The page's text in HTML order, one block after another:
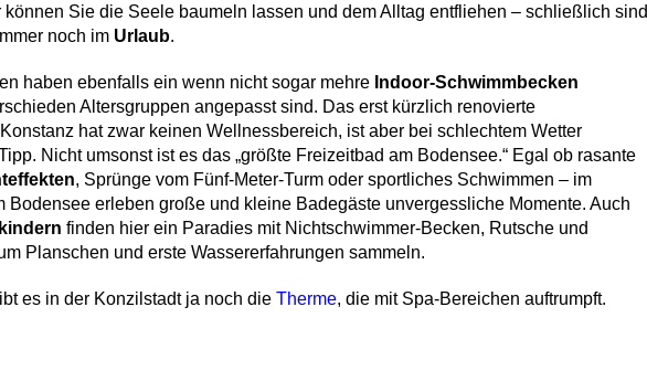
können Sie die Seele baumeln lassen und dem Alltag entfliehen – schließlich sind
noch im Urlaub.
haben ebenfalls ein wenn nicht sogar mehre Indoor-Schwimmbecken
Altersgruppen angepasst sind. Das erst kürzlich renovierte
hat zwar keinen Wellnessbereich, ist aber bei schlechtem Wetter
Nicht umsonst ist es das „größte Freizeitbad am Bodensee.“ Egal ob rasante
, Sprünge vom Fünf-Meter-Turm oder sportliches Schwimmen – im
Bodensee erleben große und kleine Badegäste unvergessliche Momente. Auch
finden hier ein Paradies mit Nichtschwimmer-Becken, Rutsche und
Planschen und erste Wassererfahrungen sammeln.
es in der Konzilstadt ja noch die Therme, die mit Spa-Bereichen auftrumpft.